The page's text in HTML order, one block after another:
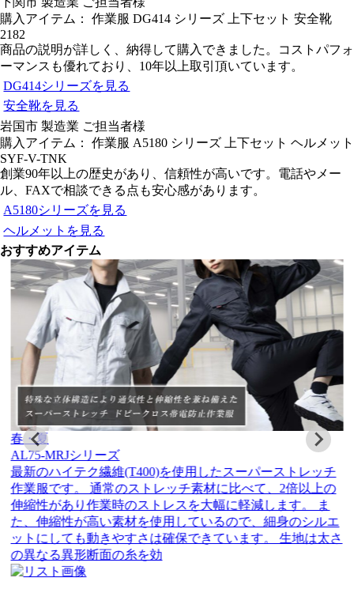
購入アイテム： 作業服 DG414 シリーズ 上下セット 安全靴
2182
商品の説明が詳しく、納得して購入できました。コストパフォ
ーマンスも優れており、10年以上取引頂いています。
DG414シリーズを見る
安全靴を見る
岩国市 製造業 ご担当者様
購入アイテム： 作業服 A5180 シリーズ 上下セット ヘルメット
SYF-V-TNK
創業90年以上の歴史があり、信頼性が高いです。電話やメー
ル、FAXで相談できる点も安心感があります。
A5180シリーズを見る
ヘルメットを見る
おすすめアイテム
オールシーズン |
AL15-MRJ シリーズ
AL15シリーズは、丸みを帯びた人間の体を、立体的に捉
えた“3D 立体パターン”を採用しています。 ユニフォーム
ならではの動きを研究し、プロワーカーの『自由な動き＝
フリーモーション構造』をスリムシルエットで実現しまし
た。